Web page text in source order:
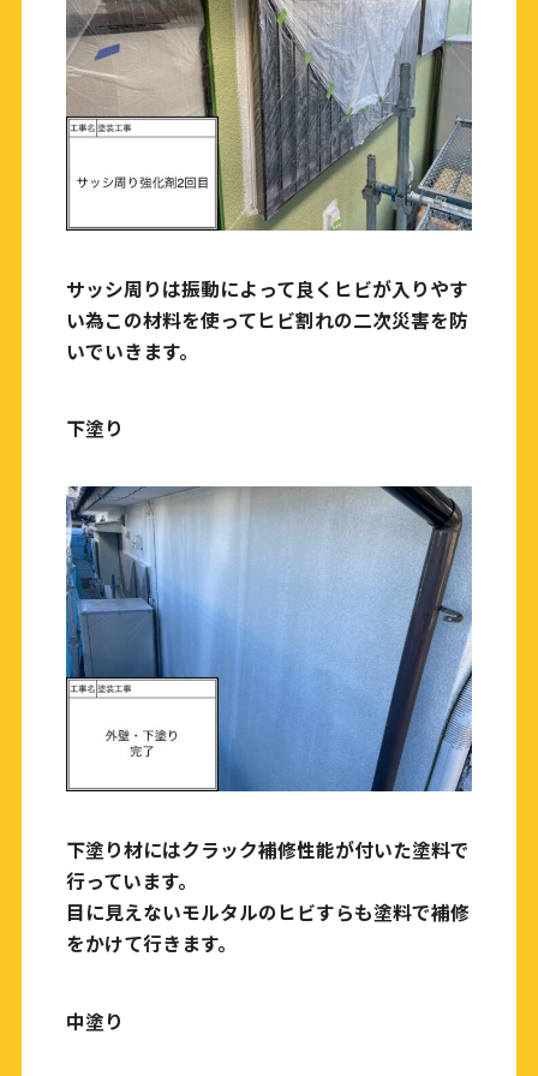
サッシ周りは振動によって良くヒビが入りやす
い為この材料を使ってヒビ割れの二次災害を防
いでいきます。
下塗り
下塗り材にはクラック補修性能が付いた塗料で
行っています。
目に見えないモルタルのヒビすらも塗料で補修
をかけて行きます。
中塗り